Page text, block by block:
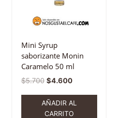
Mini Syrup
saborizante Monin
Caramelo 50 ml
$5.700 $4.600
AÑADIR AL
CARRITO